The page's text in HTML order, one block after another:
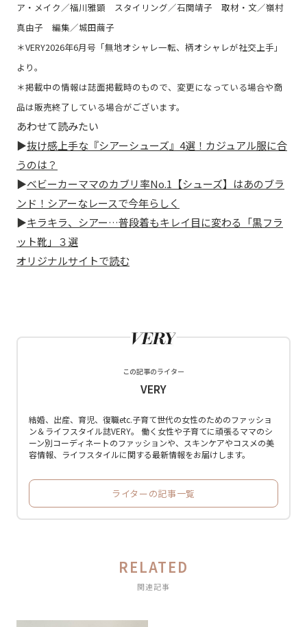
ア・メイク／福川雅顕 スタイリング／石関靖子 取材・文／嶺村
真由子 編集／城田繭子
＊VERY2026年6月号「無地オシャレ一転、柄オシャレが社交上手」
より。
＊掲載中の情報は誌面掲載時のもので、変更になっている場合や商
品は販売終了している場合がございます。
あわせて読みたい
▶抜け感上手な『シアーシューズ』4選！カジュアル服に合
うのは？
▶ベビーカーママのカブリ率No.1【シューズ】はあのブラ
ンド！シアーなレースで今年らしく
▶キラキラ、シアー…普段着もキレイ目に変わる「黒フラ
ット靴」３選
オリジナルサイトで読む
この記事のライター
VERY
結婚、出産、育児、復職etc.子育て世代の女性のためのファッショ
ン＆ライフスタイル誌VERY。 働く女性や子育てに頑張るママのシ
ーン別コーディネートのファッションや、スキンケアやコスメの美
容情報、ライフスタイルに関する最新情報をお届けします。
ライターの記事一覧
RELATED
関連記事